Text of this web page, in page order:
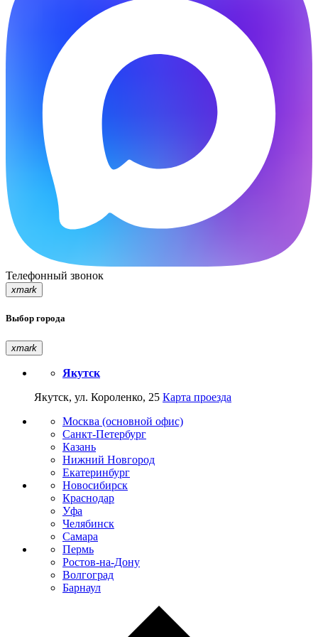
Телефонный звонок
xmark
Выбор города
xmark
Якутск
Якутск, ул. Короленко, 25 Карта проезда
Москва (основной офис)
Санкт-Петербург
Казань
Нижний Новгород
Екатеринбург
Новосибирск
Краснодар
Уфа
Челябинск
Самара
Пермь
Ростов-на-Дону
Волгоград
Барнаул